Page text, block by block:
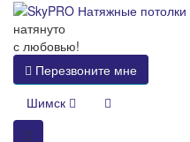
натянуто
с любовью!
Перезвоните мне
Шимск